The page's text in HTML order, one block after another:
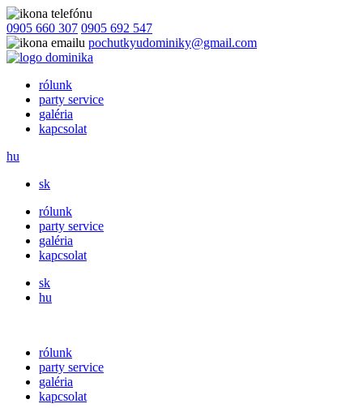
0905 660 307 0905 692 547
pochutkyudominiky@gmail.com
rólunk
party service
galéria
kapcsolat
hu
sk
rólunk
party service
galéria
kapcsolat
sk
hu
rólunk
party service
galéria
kapcsolat